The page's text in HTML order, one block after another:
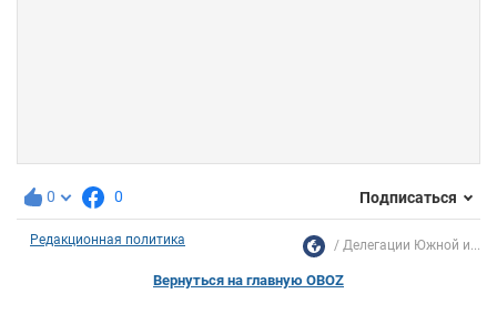
0 0 Подписаться
Редакционная политика Делегации Южной и...
Вернуться на главную OBOZ